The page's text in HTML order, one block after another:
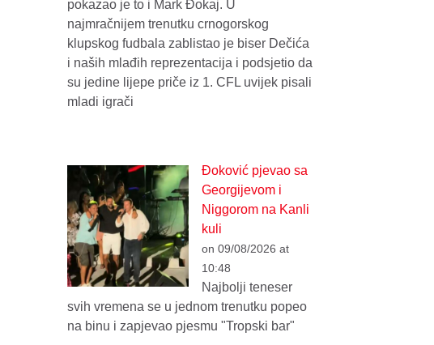
pokazao je to i Mark Đokaj. U
najmračnijem trenutku crnogorskog
klupskog fudbala zablistao je biser Dečića
i naših mlađih reprezentacija i podsjetio da
su jedine lijepe priče iz 1. CFL uvijek pisali
mladi igrači
Đoković pjevao sa
Georgijevom i
Niggorom na Kanli
kuli
on 09/08/2026 at
10:48
Najbolji teneser
svih vremena se u jednom trenutku popeo
na binu i zapjevao pjesmu "Tropski bar"